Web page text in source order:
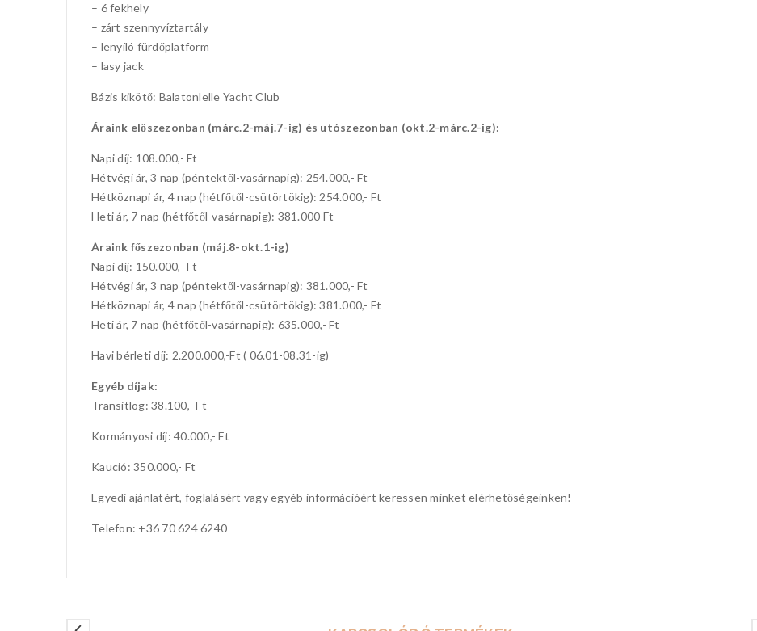
– 6 fekhely
– zárt szennyvíztartály
– lenyíló fürdőplatform
– lasy jack
Bázis kikötő: Balatonlelle Yacht Club
Áraink előszezonban (márc.2-máj.7-ig) és utószezonban (okt.2-márc.2-ig):
Napi díj: 108.000,- Ft
Hétvégi ár, 3 nap (péntektől-vasárnapig): 254.000,- Ft
Hétköznapi ár, 4 nap (hétfőtől-csütörtökig): 254.000,- Ft
Heti ár, 7 nap (hétfőtől-vasárnapig): 381.000 Ft
Áraink főszezonban (máj.8-okt.1-ig)
Napi díj: 150.000,- Ft
Hétvégi ár, 3 nap (péntektől-vasárnapig): 381.000,- Ft
Hétköznapi ár, 4 nap (hétfőtől-csütörtökig): 381.000,- Ft
Heti ár, 7 nap (hétfőtől-vasárnapig): 635.000,- Ft
Havi bérleti díj: 2.200.000,-Ft ( 06.01-08.31-ig)
Egyéb díjak:
Transitlog: 38.100,- Ft
Kormányosi díj: 40.000,- Ft
Kaució: 350.000,- Ft
Egyedi ajánlatért, foglalásért vagy egyéb információért keressen minket elérhetőségeinken!
Telefon: +36 70 624 6240